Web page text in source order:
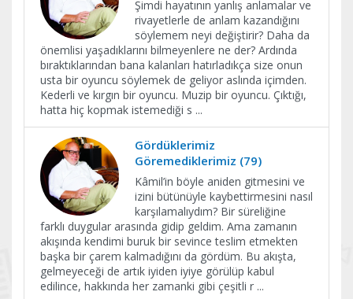
Şimdi hayatının yanlış anlamalar ve
rivayetlerle de anlam kazandığını
söylemem neyi değiştirir? Daha da
önemlisi yaşadıklarını bilmeyenlere ne der? Ardında
bıraktıklarından bana kalanları hatırladıkça size onun
usta bir oyuncu söylemek de geliyor aslında içimden.
Kederli ve kırgın bir oyuncu. Muzip bir oyuncu. Çıktığı,
hatta hiç kopmak istemediği s ...
Gördüklerimiz
Göremediklerimiz (79)
Kâmil’in böyle aniden gitmesini ve
izini bütünüyle kaybettirmesini nasıl
karşılamalıydım? Bir süreliğine
farklı duygular arasında gidip geldim. Ama zamanın
akışında kendimi buruk bir sevince teslim etmekten
başka bir çarem kalmadığını da gördüm. Bu akışta,
gelmeyeceği de artık iyiden iyiye görülüp kabul
edilince, hakkında her zamanki gibi çeşitli r ...